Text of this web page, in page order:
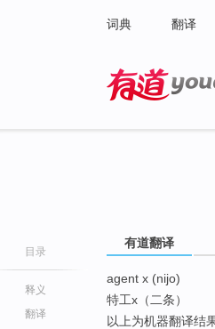
词典 翻译
目录
释义
翻译
有道翻译
agent x (nijo)
特工x（二条）
以上为机器翻译结